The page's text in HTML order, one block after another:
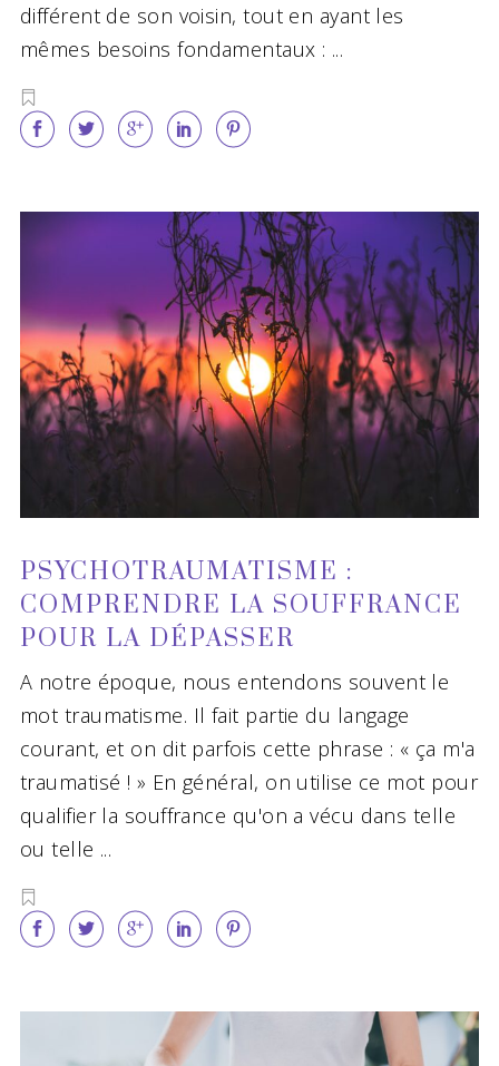
différent de son voisin, tout en ayant les
mêmes besoins fondamentaux :
PSYCHOTRAUMATISME :
COMPRENDRE LA SOUFFRANCE
POUR LA DÉPASSER
A notre époque, nous entendons souvent le
mot traumatisme. Il fait partie du langage
courant, et on dit parfois cette phrase : « ça m'a
traumatisé ! » En général, on utilise ce mot pour
qualifier la souffrance qu'on a vécu dans telle
ou telle